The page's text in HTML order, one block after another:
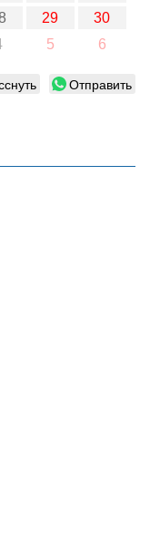
29
30
5 6
Отправить